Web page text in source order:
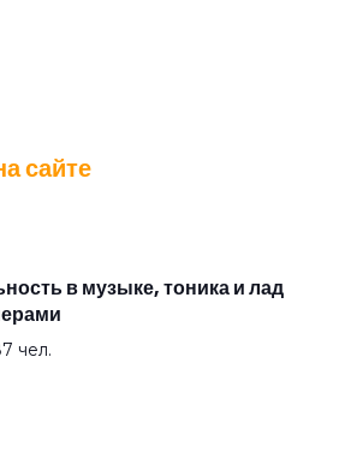
сайте
в музыке, тоника и лад
чел.